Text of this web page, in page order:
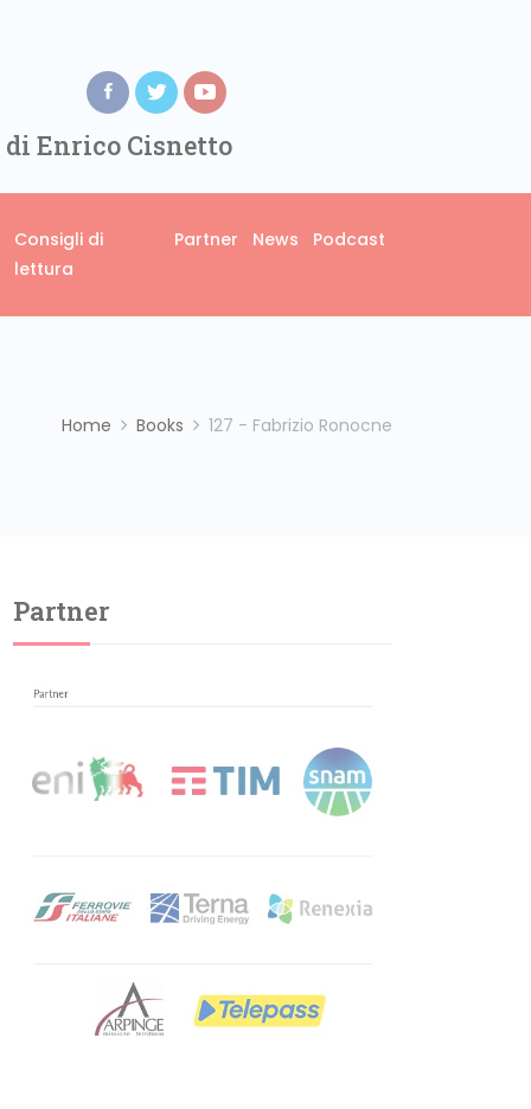
Enrico Cisnetto
Consigli di
lettura
Partner News Podcast
Home Books 127 - Fabrizio Ronocne
Partner